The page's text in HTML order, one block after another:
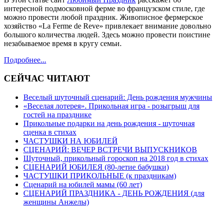
интересной подмосковной ферме во французском стиле, где
можно провести любой праздник. Живописное фермерское
хозяйство «La Ferme de Reve» привлекает внимание довольно
большого количества людей. Здесь можно провести поистине
незабываемое время в кругу семьи.
Подробнее...
СЕЙЧАС ЧИТАЮТ
Веселый шуточный сценарий: День рождения мужчины
«Веселая лотерея». Прикольная игра - розыгрыш для
гостей на празднике
Прикольные подарки на день рождения - шуточная
сценка в стихах
ЧАСТУШКИ НА ЮБИЛЕЙ
СЦЕНАРИЙ: ВЕЧЕР ВСТРЕЧИ ВЫПУСКНИКОВ
Шуточный, прикольный гороскоп на 2018 год в стихах
СЦЕНАРИЙ ЮБИЛЕЯ (80-летие бабушки)
ЧАСТУШКИ ПРИКОЛЬНЫЕ (к праздникам)
Сценарий на юбилей мамы (60 лет)
СЦЕНАРИЙ ПРАЗДНИКА - ДЕНЬ РОЖДЕНИЯ (для
женщины Анжелы)